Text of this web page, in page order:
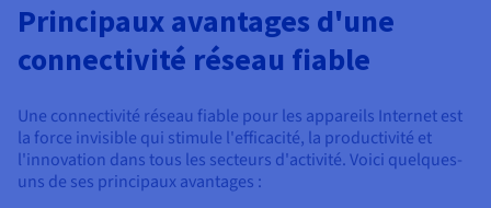
Principaux avantages d'une
connectivité réseau fiable
Une connectivité réseau fiable pour les appareils Internet est
la force invisible qui stimule l'efficacité, la productivité et
l'innovation dans tous les secteurs d'activité. Voici quelques-
uns de ses principaux avantages :